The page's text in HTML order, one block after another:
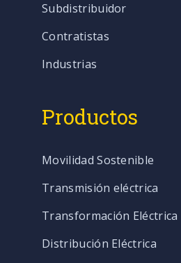
Subdistribuidor
Contratistas
Industrias
Productos
Movilidad Sostenible
Transmisión eléctrica
Transformación Eléctrica
Distribución Eléctrica